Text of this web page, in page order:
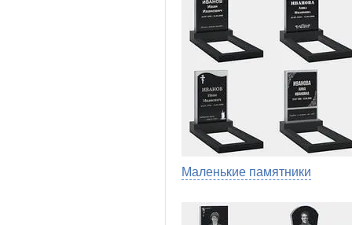
Маленькие памятники